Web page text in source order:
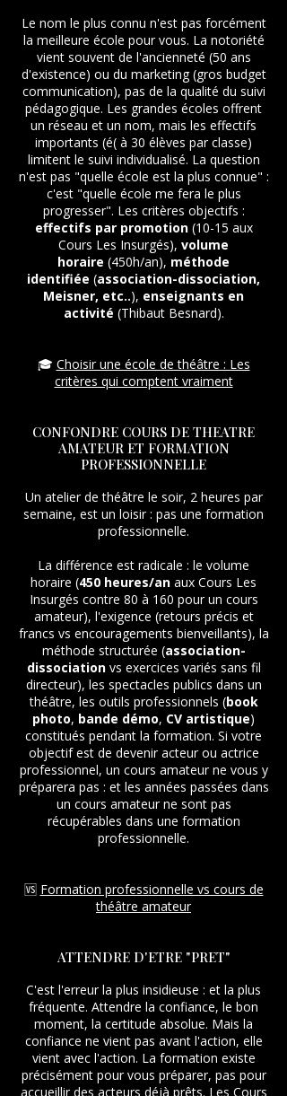
Le nom le plus connu n'est pas forcément
la meilleure école pour vous. La notoriété
vient souvent de l'ancienneté (50 ans
d'existence) ou du marketing (gros budget
communication), pas de la qualité du suivi
pédagogique. Les grandes écoles offrent
un réseau et un nom, mais les effectifs
importants (é( à 30 élèves par classe)
limitent le suivi individualisé. La question
n'est pas "quelle école est la plus connue" :
c'est "quelle école me fera le plus
progresser". Les critères objectifs :
effectifs par promotion(10-15 aux
Cours Les Insurgés), volume
horaire (450h/an), méthode
identifiée (association-dissociation,
Meisner, etc..), enseignants en
activité (Thibaut Besnard).
🎓 Choisir une école de théâtre : Les
critères qui comptent vraiment
CONFONDRE COURS DE THEATRE
AMATEUR ET FORMATION
PROFESSIONNELLE
Un atelier de théâtre le soir, 2 heures par
semaine, est un loisir : pas une formation
professionnelle.
La différence est radicale : le volume
horaire (450 heures/an aux Cours Les
Insurgés contre 80 à 160 pour un cours
amateur), l'exigence (retours précis et
francs vs encouragements bienveillants), la
méthode structurée (association-
dissociationvs exercices variés sans fil
directeur), les spectacles publics dans un
théâtre, les outils professionnels (book
photo, bande démo, CV artistique)
constitués pendant la formation. Si votre
objectif est de devenir acteur ou actrice
professionnel, un cours amateur ne vous y
préparera pas : et les années passées dans
un cours amateur ne sont pas
récupérables dans une formation
professionnelle.
🆚 Formation professionnelle vs cours de
théâtre amateur
ATTENDRE D'ETRE "PRET"
C'est l'erreur la plus insidieuse : et la plus
fréquente. Attendre la confiance, le bon
moment, la certitude absolue. Mais la
confiance ne vient pas avant l'action, elle
vient avec l'action. La formation existe
précisément pour vous préparer, pas pour
accueillir des acteurs déjà prêts. Les Cours